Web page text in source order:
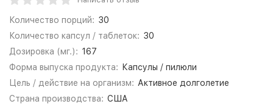
Количество порций: 30
Количество капсул / таблеток: 30
Дозировка (мг.): 167
Форма выпуска продукта:
Капсулы / пилюли
Цель / действие на организм: Активное долголетие
Страна производства: США